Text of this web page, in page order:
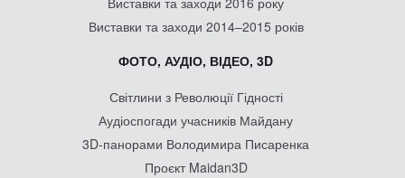
Виставки та заходи 2014–2015 років
ФОТО, АУДІО, ВІДЕО, 3D
Світлини з Революції Гідності
Аудіоспогади учасників Майдану
3D-панорами Володимира Писаренка
Проєкт Maidan3D